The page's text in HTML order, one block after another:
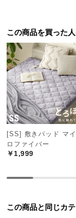
商
の
配
送
に
つ
い
て
小
型
品
配
この商品を買った
[SS] 敷きパッド マ
ロファイバー
￥1,999
この商品と同じカ